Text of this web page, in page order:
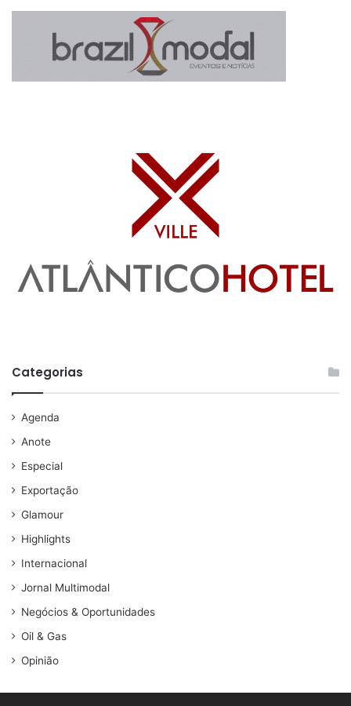
Categorias
Agenda
Anote
Especial
Exportação
Glamour
Highlights
Internacional
Jornal Multimodal
Negócios & Oportunidades
Oil & Gas
Opinião